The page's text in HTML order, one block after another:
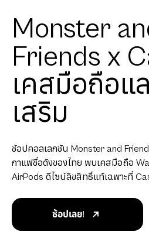
Monster
Friends x
เคสมือถือแ
เสริม
ช้อปคอลเลกชัน Monster and
กาแฟชื่อดังของไทย พบเคสมือถือ
AirPods ดีไซน์ลิขสิทธิ์แท้เฉพาะที่
ช้อปเลย!